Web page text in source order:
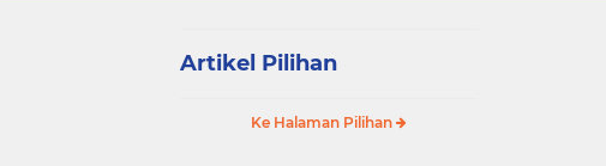
Artikel Pilihan
Ke Halaman Pilihan